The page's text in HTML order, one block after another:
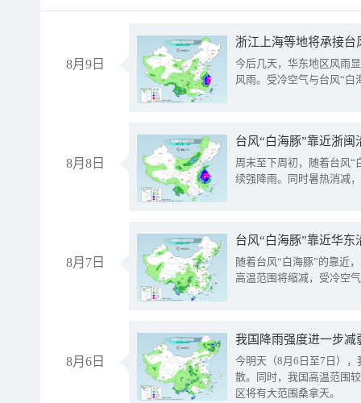
8月9日
浙江上海等地将承接台
今后几天，华东地区风雨
风雨。受冷空气与台风“白
8月8日
台风“白海豚”靠近浙
周末至下周初，随着台风“
续强降雨。同时暑热消减
8月7日
台风“白海豚”靠近华
随着台风“白海豚”的靠近
高温范围将缩减，受冷空
8月6日
今明天（8月6日至7日）
散。同时，我国高温范围
区将有大范围桑拿天。